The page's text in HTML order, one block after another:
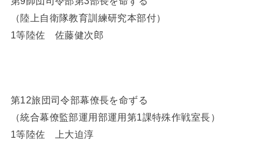
（陸上自衛隊教育訓練研究本部付）
1等陸佐 佐藤健次郎
第12旅団司令部幕僚長を命ずる
（統合幕僚監部運用部運用第1課特殊作戦室長）
1等陸佐 上大迫淳